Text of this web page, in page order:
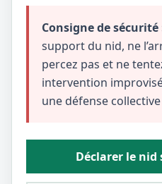
Consigne de sécurité
support du nid, ne
percez pas et ne
intervention
une défense
Déclarer le nid